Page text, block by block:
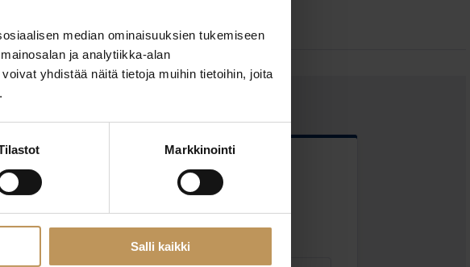
median ominaisuuksien tukemiseen
ja analytiikka-alan
yhdistää näitä tietoja muihin tietoihin, joita
Markkinointi
Salli kaikki
pakolliset kentät